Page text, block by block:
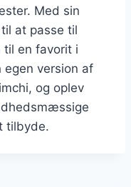
Med sin
at passe til
til en favorit i
egen version af
og oplev
tilbyde.